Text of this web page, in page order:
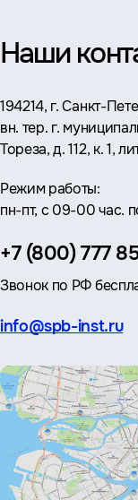
Наши
Адрес:
194214, г. Санкт-
вн. тер. г.
Тореза, д. 112, к. 1,
Режим работы:
пн-пт, с 09-00 час.
Телефон:
+7 (800) 777
Звонок по РФ
Эл.
info@spb-inst.ru